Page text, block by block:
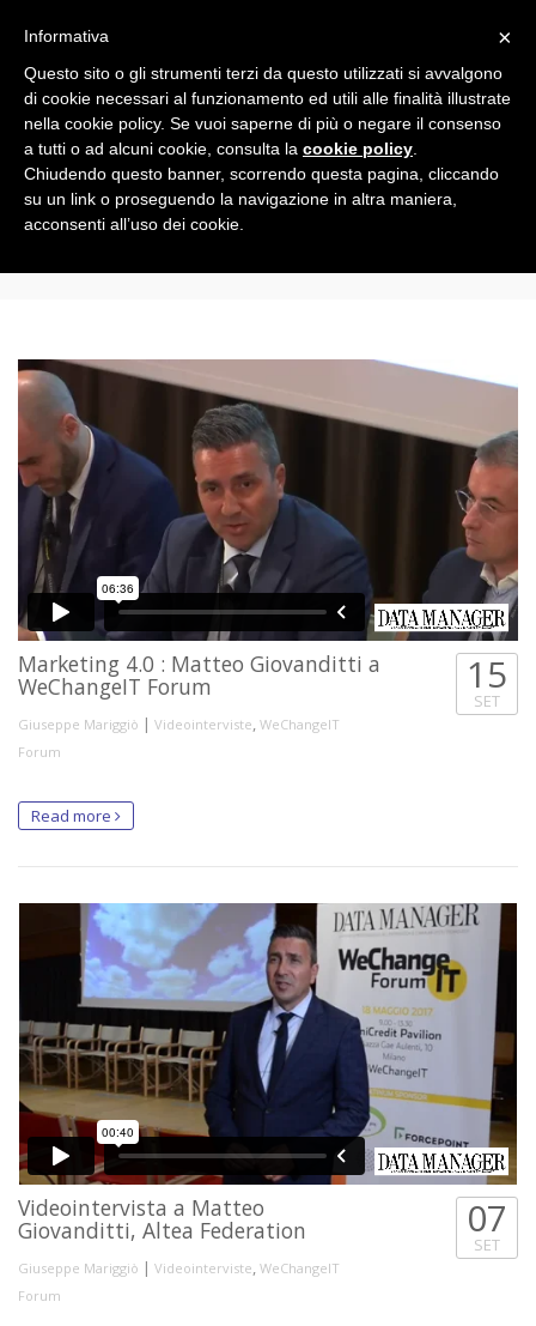
All
Altea
Marketing 4.0 : Matteo Giovanditti a
WeChangeIT Forum
Giuseppe Mariggiò | Videointerviste, WeChangeIT
Forum
15
SET
Read more
Videointervista a Matteo
Giovanditti, Altea Federation
Giuseppe Mariggiò | Videointerviste, WeChangeIT
Forum
07
SET
×
Informativa
Questo sito o gli strumenti terzi da questo utilizzati si avvalgono
di cookie necessari al funzionamento ed utili alle finalità illustrate
nella cookie policy. Se vuoi saperne di più o negare il consenso
a tutti o ad alcuni cookie, consulta la cookie policy
Chiudendo questo banner, scorrendo questa pagina, cliccando
su un link o proseguendo la navigazione in altra maniera,
acconsenti all’uso dei cookie.